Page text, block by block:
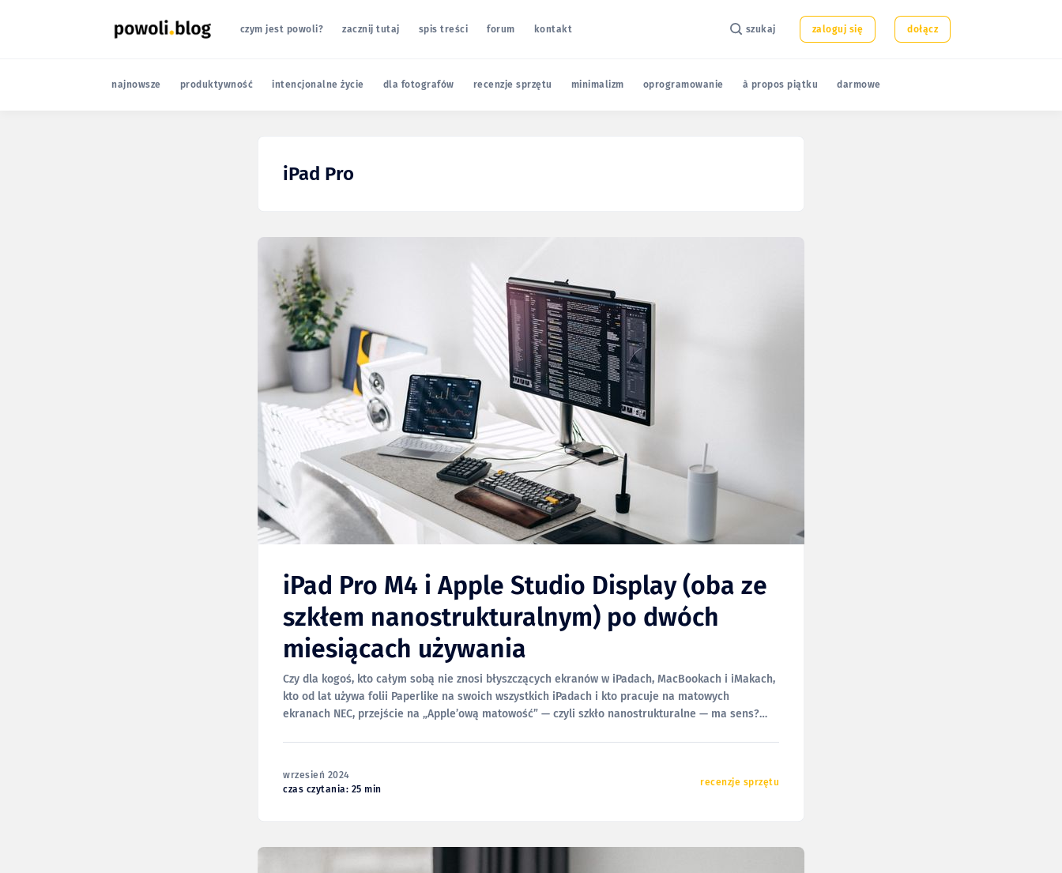
czym jest powoli? zacznij tutaj spis treści forum kontakt szukaj zaloguj się dołącz
najnowsze produktywność intencjonalne życie dla fotografów recenzje sprzętu minimalizm oprogramowanie à propos piątku darmowe
iPad Pro
iPad Pro M4 i Apple Studio Display (oba ze
szkłem nanostrukturalnym) po dwóch
miesiącach używania
Czy dla kogoś, kto całym sobą nie znosi błyszczących ekranów w iPadach, MacBookach i iMakach,
kto od lat używa folii Paperlike na swoich wszystkich iPadach i kto pracuje na matowych
ekranach NEC, przejście na „Apple’ową matowość” — czyli szkło nanostrukturalne — ma sens?
wrzesień 2024
czas czytania: 25 min
recenzje sprzętu